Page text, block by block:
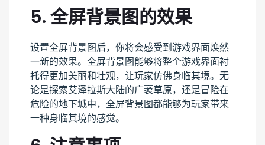
5. 全屏背景图的效果
设置全屏背景图后，你将会感受到游戏界面焕然
一新的效果。全屏背景图能够将整个游戏界面衬
托得更加美丽和壮观，让玩家仿佛身临其境。无
论是探索艾泽拉斯大陆的广袤草原，还是冒险在
危险的地下城中，全屏背景图都能够为玩家带来
一种身临其境的感觉。